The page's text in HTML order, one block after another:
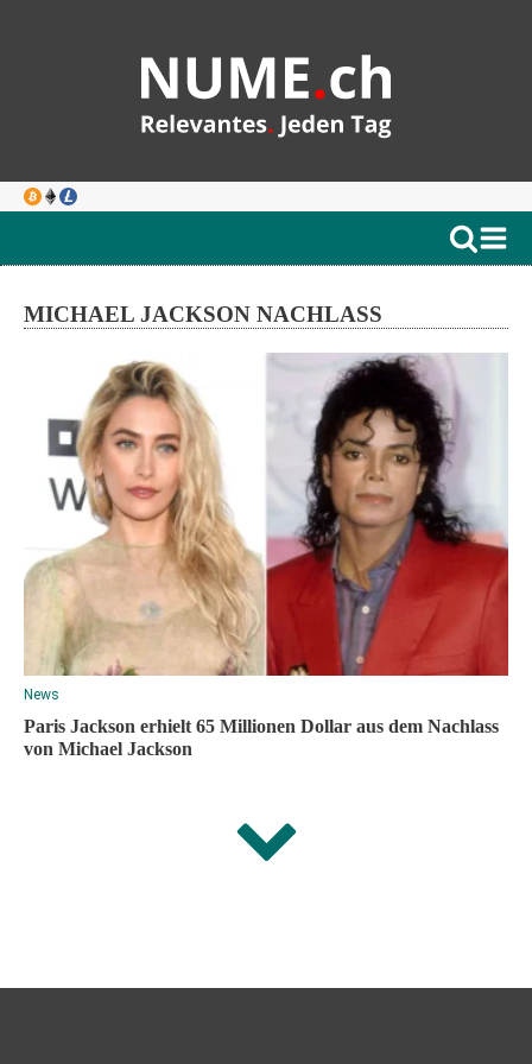
MICHAEL JACKSON NACHLASS
News
Paris Jackson erhielt 65 Millionen Dollar aus dem Nachlass
von Michael Jackson